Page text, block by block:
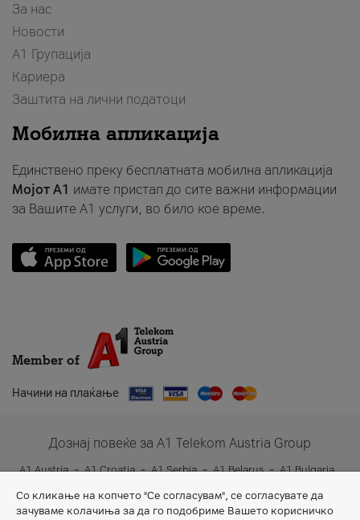
За нас
Новости
А1 Групација
Кариера
Заштита на лични податоци
Мобилна апликација
Единствено преку бесплатната мобилна апликација
Мојот A1 имате пристап до сите важни информации
за Вашите A1 услуги, во било кое време.
Member of
Начини на плаќање
Дознај повеќе за A1 Telekom Austria Group
A1 Austria A1 Croatia A1 Serbia A1 Belarus
A1 Bulgaria
A1 Slovenia
A1 Digital
Со кликање на копчето "Се согласувам", се согласувате да
зачуваме колачиња за да го подобриме Вашето корисничко